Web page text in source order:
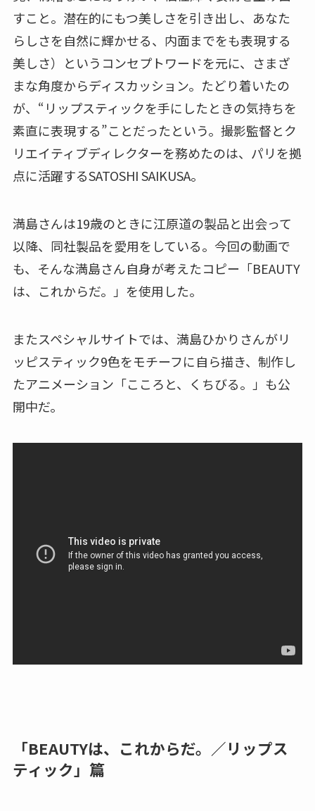
すこと。潜在的にもつ美しさを引き出し、あなた
らしさを自然に輝かせる、内面までをも表現する
美しさ）というコンセプトワードを元に、さまざ
まな角度からディスカッション。たどり着いたの
が、“リップスティックを手にしたときの気持ちを
素直に表現する”ことだったという。撮影監督とク
リエイティブディレクターを務めたのは、パリを拠
点に活躍するSATOSHI SAIKUSA。
満島さんは19歳のときに江原道の製品と出会って
以降、同社製品を愛用をしている。今回の動画で
も、そんな満島さん自身が考えたコピー「BEAUTY
は、これからだ。」を使用した。
またスペシャルサイトでは、満島ひかりさんがリ
ッピスティック9色をモチーフに自ら描き、制作し
たアニメーション「こころと、くちびる。」も公
開中だ。
「BEAUTYは、これからだ。／リップス
ティック」篇